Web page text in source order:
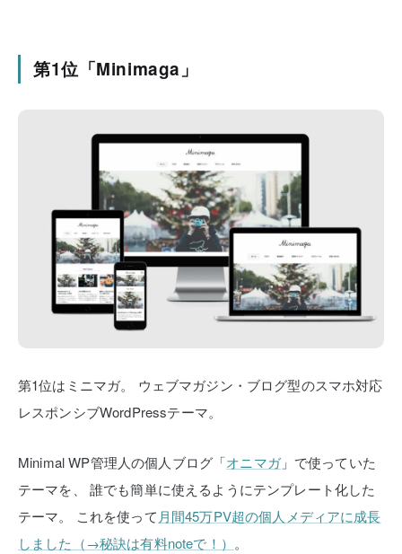
第1位「Minimaga」
第1位はミニマガ。
ウェブマガジン・ブログ型のスマホ対応
レスポンシブWordPressテーマ。
Minimal WP管理人の個人ブログ「オニマガ」で使っていた
テーマを、
誰でも簡単に使えるようにテンプレート化した
テーマ。
これを使って 月間45万PV超の個人メディアに成長
しました（→秘訣は有料noteで！） 。